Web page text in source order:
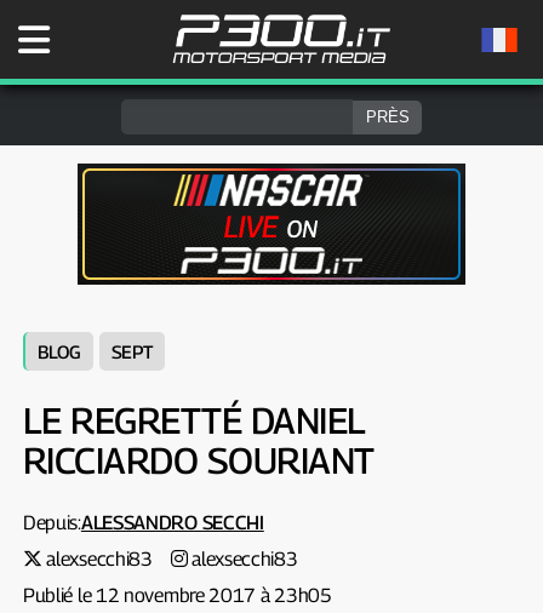
BLOG SEPT
LE REGRETTÉ DANIEL
RICCIARDO SOURIANT
Depuis:ALESSANDRO SECCHI
alexsecchi83
alexsecchi83
Publié le 12 novembre 2017 à 23h05